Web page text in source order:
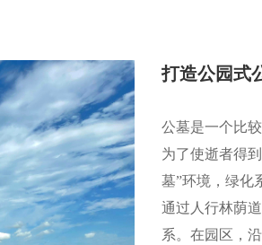
打造公园式
公墓是一个比
为了使逝者得
墓”环境，绿化
通过人行林荫
系。在园区，